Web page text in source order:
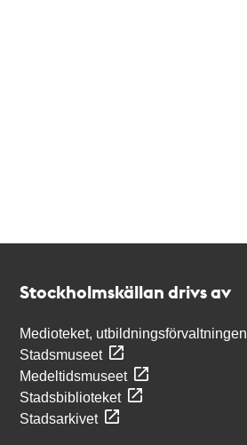
Stockholmskällan drivs av
Medioteket, utbildningsförvaltningen
Stadsmuseet
Medeltidsmuseet
Stadsbiblioteket
Stadsarkivet